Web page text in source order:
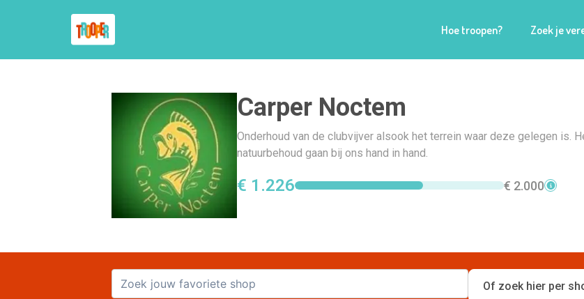
Hoe troopen? Zoek je
Carper Noctem
Onderhoud van de clubvijver alsook het terrein waar deze gelegen is.
natuurbehoud gaan bij ons hand in hand.
€ 1.226 € 2.000